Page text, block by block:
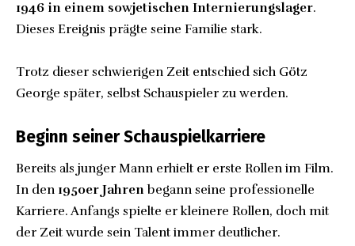
1946 in einem sowjetischen Internierungslager.
Dieses Ereignis prägte seine Familie stark.
Trotz dieser schwierigen Zeit entschied sich Götz
George später, selbst Schauspieler zu werden.
Beginn seiner Schauspielkarriere
Bereits als junger Mann erhielt er erste Rollen im Film.
In den 1950er Jahrenbegann seine professionelle
Karriere. Anfangs spielte er kleinere Rollen, doch mit
der Zeit wurde sein Talent immer deutlicher.